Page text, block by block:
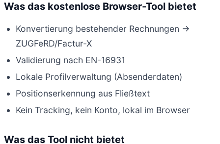
Was das kostenlose Browser-Tool bietet
Konvertierung bestehender Rechnungen →
ZUGFeRD/Factur-X
Validierung nach EN-16931
Lokale Profilverwaltung (Absenderdaten)
Positionserkennung aus Fließtext
Kein Tracking, kein Konto, lokal im Browser
Was das Tool nicht bietet